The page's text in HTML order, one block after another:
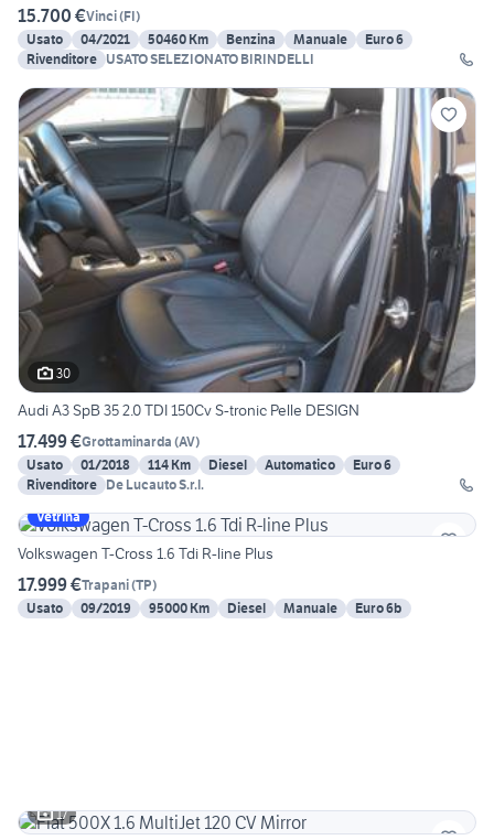
15.700 €Vinci(FI)
Usato
04/2021 50460 Km Benzina Manuale
Euro 6
Rivenditore USATO SELEZIONATO BIRINDELLI
30
Audi A3 SpB 35 2.0 TDI 150Cv S-tronic Pelle DESIGN
17.499 €Grottaminarda (AV)
Usato
01/2018 114 Km Diesel Automatico
Euro 6
Rivenditore De Lucauto S.r.l.
Vetrina
Volkswagen T-Cross 1.6 Tdi R-line Plus
17.999 €Trapani(TP)
Usato
09/2019 95000 Km Diesel Manuale Euro 6b
17